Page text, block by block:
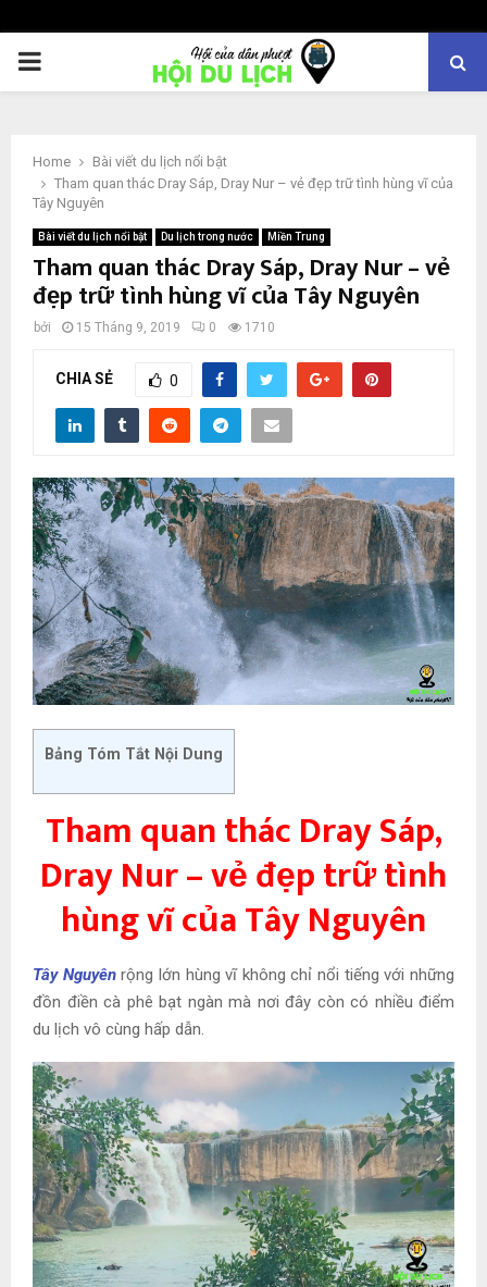
PRIMARY
Home
Bài viết du lịch nổi bật
Tham quan thác Dray Sáp, Dray Nur – vẻ đẹp trữ tình hùng vĩ của
Tây Nguyên
Bài viết du lịch nổi bật Du lịch trong nước Miền Trung
Tham quan thác Dray Sáp, Dray Nur – vẻ
đẹp trữ tình hùng vĩ của Tây Nguyên
bởi 15 Tháng 9, 2019 0 1710
CHIA SẺ 0
Bảng Tóm Tắt Nội Dung
Tham quan thác Dray Sáp,
Dray Nur – vẻ đẹp trữ tình
hùng vĩ của Tây Nguyên
Tây Nguyênrộng lớn hùng vĩ không chỉ nổi tiếng với những
đồn điền cà phê bạt ngàn mà nơi đây còn có nhiều điểm
du lịch vô cùng hấp dẫn.